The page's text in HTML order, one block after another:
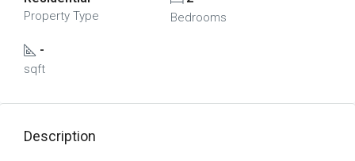
Property Type Bedrooms
-
sqft
Description